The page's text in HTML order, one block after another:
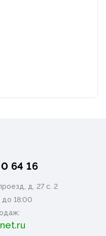
64 16
д. 27 с. 2
до 18:00